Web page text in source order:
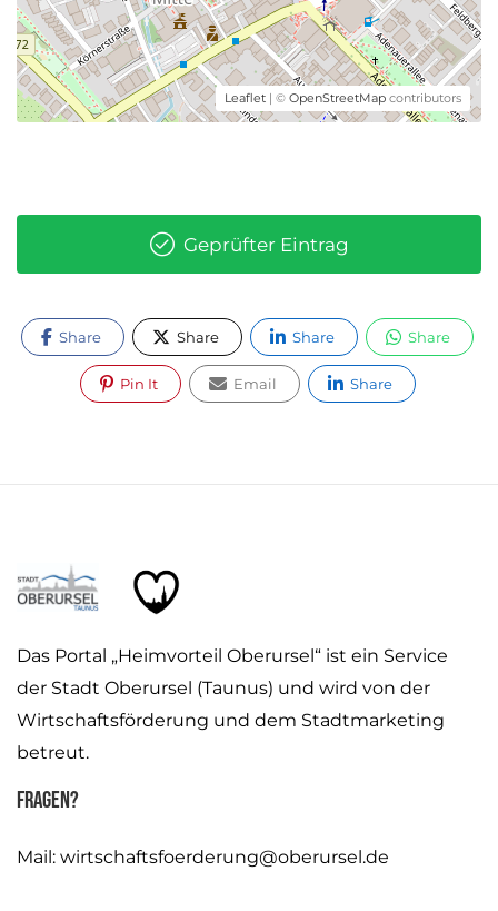
Leaflet | © OpenStreetMap contributors
Geprüfter Eintrag
Share Share Share Share
Pin It Email Share
Das Portal „Heimvorteil Oberursel“ ist ein Service
der Stadt Oberursel (Taunus) und wird von der
Wirtschaftsförderung und dem Stadtmarketing
betreut.
Fragen?
Mail: wirtschaftsfoerderung@oberursel.de